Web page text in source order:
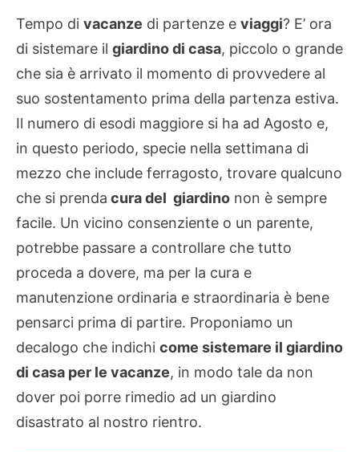
Tempo di vacanze di partenze e viaggi? E’ ora
di sistemare il giardino di casa, piccolo o grande
che sia è arrivato il momento di provvedere al
suo sostentamento prima della partenza estiva.
Il numero di esodi maggiore si ha ad Agosto e,
in questo periodo, specie nella settimana di
mezzo che include ferragosto, trovare qualcuno
che si prenda cura del giardino non è sempre
facile. Un vicino consenziente o un parente,
potrebbe passare a controllare che tutto
proceda a dovere, ma per la cura e
manutenzione ordinaria e straordinaria è bene
pensarci prima di partire. Proponiamo un
decalogo che indichi come sistemare il giardino
di casa per le vacanze, in modo tale da non
dover poi porre rimedio ad un giardino
disastrato al nostro rientro.